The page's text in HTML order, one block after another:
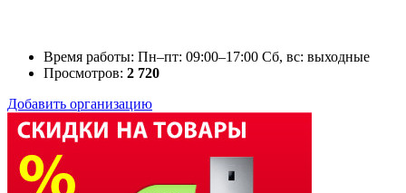
Время работы: Пн–пт: 09:00–17:00 Сб, вс: выходные
Просмотров: 2 720
Добавить организацию